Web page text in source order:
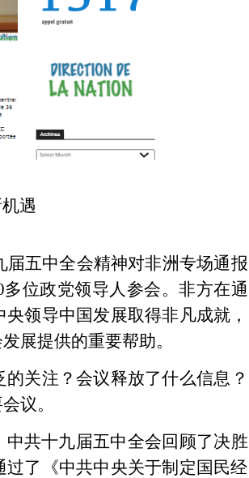
遇
五中全会精神对非洲专场通报
位政党领导人参会。非方在通
领导中国发展取得非凡成就，
展提供的重要帮助。
关注？会议释放了什么信息？
议。
中共十九届五中全会回顾了决胜
了《中共中央关于制定国民经